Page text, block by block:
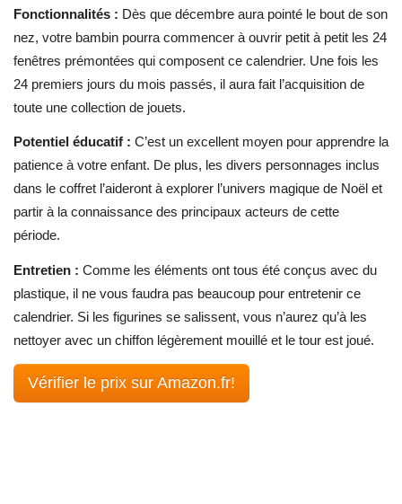
Fonctionnalités : Dès que décembre aura pointé le bout de son
nez, votre bambin pourra commencer à ouvrir petit à petit les 24
fenêtres prémontées qui composent ce calendrier. Une fois les
24 premiers jours du mois passés, il aura fait l’acquisition de
toute une collection de jouets.
Potentiel éducatif : C’est un excellent moyen pour apprendre la
patience à votre enfant. De plus, les divers personnages inclus
dans le coffret l’aideront à explorer l’univers magique de Noël et
partir à la connaissance des principaux acteurs de cette
période.
Entretien : Comme les éléments ont tous été conçus avec du
plastique, il ne vous faudra pas beaucoup pour entretenir ce
calendrier. Si les figurines se salissent, vous n’aurez qu’à les
nettoyer avec un chiffon légèrement mouillé et le tour est joué.
Vérifier le prix sur Amazon.fr!